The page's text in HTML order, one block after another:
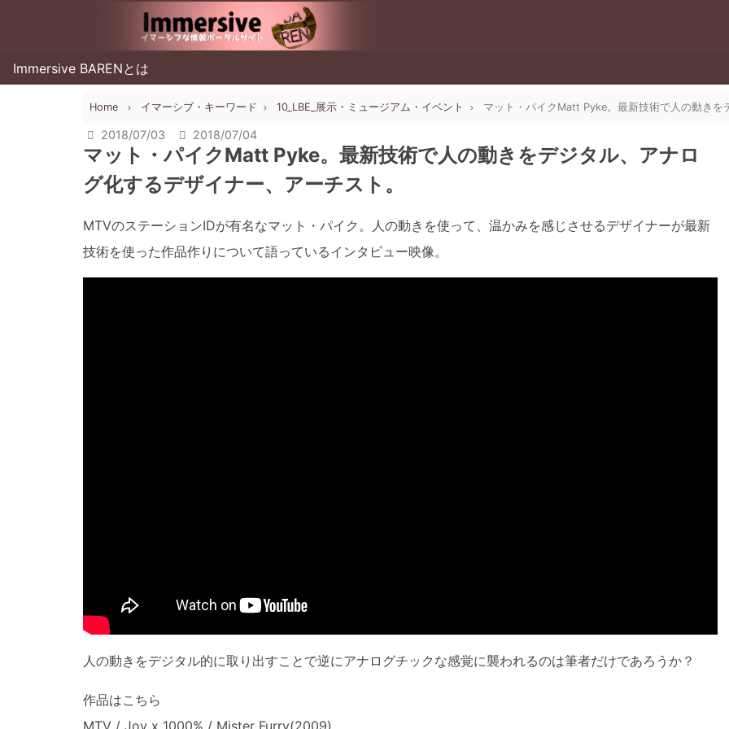
Immersive BARENとは
Home イマーシブ・キーワード 10_LBE_展示・ミュージアム・イベント マット・パイクMatt Pyke。最新技術で人の動きを
2018/07/03 2018/07/04
マット・パイクMatt Pyke。最新技術で人の動きをデジタル、アナロ
グ化するデザイナー、アーチスト。
MTVのステーションIDが有名なマット・パイク。人の動きを使って、温かみを感じさせるデザイナーが最新
技術を使った作品作りについて語っているインタビュー映像。
人の動きをデジタル的に取り出すことで逆にアナログチックな感覚に襲われるのは筆者だけであろうか？
作品はこちら
MTV / Joy x 1000% / Mister Furry(2009)